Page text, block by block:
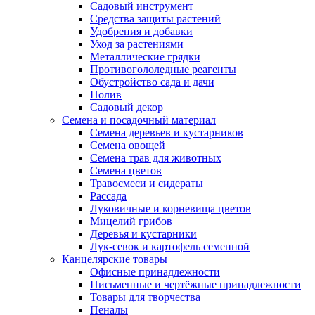
Садовый инструмент
Средства защиты растений
Удобрения и добавки
Уход за растениями
Металлические грядки
Противогололедные реагенты
Обустройство сада и дачи
Полив
Садовый декор
Семена и посадочный материал
Семена деревьев и кустарников
Семена овощей
Семена трав для животных
Семена цветов
Травосмеси и сидераты
Рассада
Луковичные и корневища цветов
Мицелий грибов
Деревья и кустарники
Лук-севок и картофель семенной
Канцелярские товары
Офисные принадлежности
Письменные и чертёжные принадлежности
Товары для творчества
Пеналы